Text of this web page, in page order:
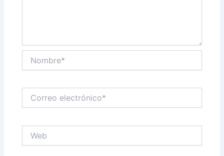
electrónico*